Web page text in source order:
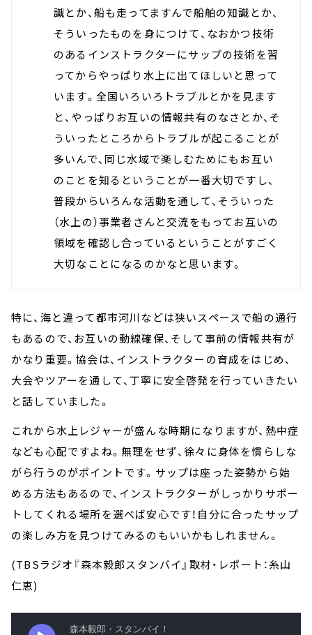
識とか、船も走ってますんで船舶の知識とか、
そういったものを身につけて、なおかつ技術
のあるインストラクターにサップの技術を習
ってからやっぱり水上に出てほしいと思って
います。全国いろいろトラブルとかを見ます
と、やっぱりお互いの情報共有のなさとか、そ
ういったところからトラブルが起こることが
多いんで、同じ水域で楽しむためにもお互い
のことを知るということが一番大切ですし、
普段からいろんな活動を通して、そういった
（水上の）事業者さんと交流をもってお互いの
領域を確認し合っているということがすごく
大切なことになるのかなと思います。
特に、海と違って都市河川などは狭いスペースで船の通行
もあるので、お互いの動線確保、そして事前の情報共有が
かなり重要。協会は、インストラクターの育成をはじめ、
大会やツアーを通して、丁寧に安全啓発を行っていきたい
と話していました。
これから水上レジャーが盛んな時期になりますが、熱中症
なども心配ですよね。無理をせず、徐々に身体を慣らしな
がら行うのがポイントです。サップは座った姿勢から始
める方法もあるので、インストラクターがしっかりサポー
トしてくれる場所を選べば安心です！自分に合ったサップ
の楽しみ方を見つけてみるのもいいかもしれません。
(TBSラジオ『森本毅郎スタンバイ』取材・レポート：糸山
仁恵)